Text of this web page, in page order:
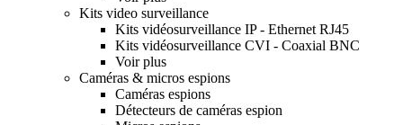
Kits video surveillance
Kits vidéosurveillance IP - Ethernet RJ45
Kits vidéosurveillance CVI - Coaxial BNC
Voir plus
Caméras & micros espions
Caméras espions
Détecteurs de caméras espion